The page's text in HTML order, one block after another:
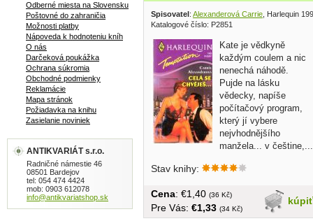
Spisovatel: Alexanderová Carrie , Harlequin
Katalogové číslo: P2851
Kate je vědkyně
každým coulem a nic
nenechá náhodě.
Pujde na lásku
vědecky, napíše
počítačový program,
který jí vybere
nejvhodnějšího
manžela... v češtine,...
Stav knihy:
kúpiť
Cena: €1,40 (36 Kč)
Pre Vás: €1,33 (34 Kč)
Odberné miesta na Slovensku
Poštovné do zahraničia
Možnosti platby
Nápoveda k hodnoteniu kníh
O nás
Darčeková poukážka
Ochrana súkromia
Obchodné podmienky
Reklamácie
Mapa stránok
Požiadavka na knihu
Zasielanie noviniek
ANTIKVARIÁT s.r.o.
Radničné námestie 46
08501 Bardejov
tel: 054 474 4424
mob: 0903 612078
info@antikvariatshop.sk